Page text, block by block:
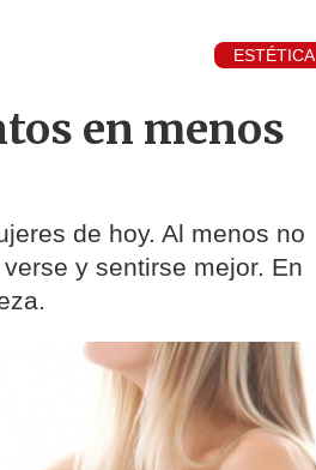
ESTÉTICA
en menos
de hoy. Al menos no
y sentirse mejor. En